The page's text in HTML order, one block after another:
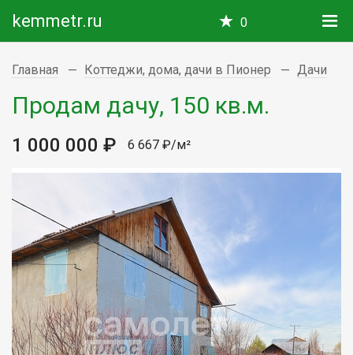
kemmetr.ru 0
Главная Коттеджи, дома, дачи в Пионер Дачи
Продам дачу, 150 кв.м.
1 000 000 ₽ 6 667 ₽/м²